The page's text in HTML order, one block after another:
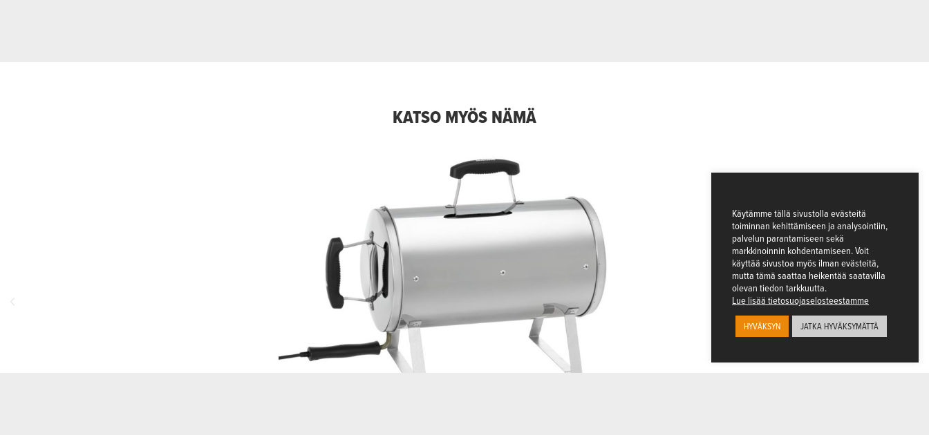
KATSO MYÖS NÄMÄ
Käytämme tällä sivustolla evästeitä
toiminnan kehittämiseen ja analysointiin,
palvelun parantamiseen sekä
markkinoinnin kohdentamiseen. Voit
käyttää sivustoa myös ilman evästeitä,
mutta tämä saattaa heikentää saatavilla
olevan tiedon tarkkuutta.
Lue lisää tietosuojaselosteestamme
HYVÄKSYN JATKA HYVÄKSYMÄTTÄ